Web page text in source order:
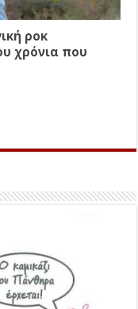
ροκ
χρόνια που